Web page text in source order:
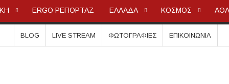
Μαρμαρά
ανηλίκου – Έκκληση προς όλους τους γονείς
ERGO ΡΕΠΟΡΤΑΖ ΕΛΛΑΔΑ ΚΟΣΜΟΣ
BLOG LIVE STREAM ΦΩΤΟΓΡΑΦΊΕΣ ΕΠΙΚΟΙΝΩΝΊΑ